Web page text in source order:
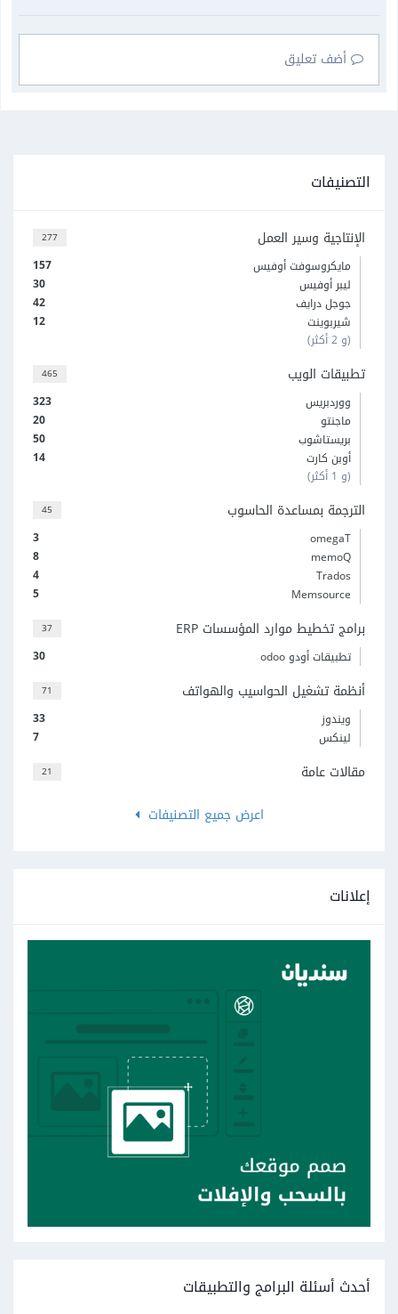
أضف تعليق
التصنيفات
277 الإنتاجية وسير العمل
157
مايكروسوفت أوفيس
30
ليبر أوفيس
42
جوجل درايف
12
شيربوينت
(و 2 أكثر)
465 تطبيقات الويب
323
ووردبريس
20
ماجنتو
50
بريستاشوب
14
أوبن كارت
(و 1 أكثر)
45 الترجمة بمساعدة الحاسوب
3
omegaT
8
memoQ
4
Trados
5
Memsource
37 برامج تخطيط موارد المؤسسات ERP
30 تطبيقات أودو odoo
71 أنظمة تشغيل الحواسيب والهواتف
33
ويندوز
7
لينكس
21
مقالات عامة
اعرض جميع التصنيفات
إعلانات
أحدث أسئلة البرامج والتطبيقات